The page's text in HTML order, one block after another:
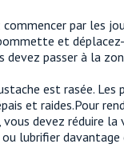
commencer par les
et
devez passer à la
est rasée. Les
et raides.Pour
devez réduire la
lubrifier